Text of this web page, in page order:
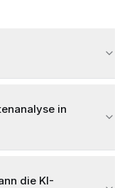
in
die KI-